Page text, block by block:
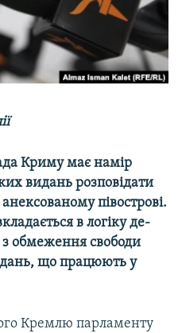
Криму має намір
видань розповідати
півострові.
в логіку де-
з обмеження свободи
що працюють у
Кремлю парламенту